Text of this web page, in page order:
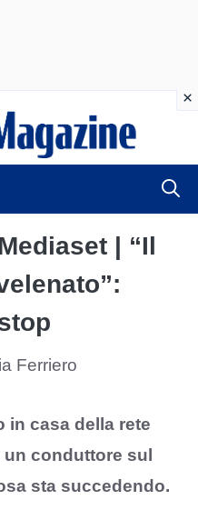
| “Il
Ferriero
in casa della rete
conduttore sul
sta succedendo.